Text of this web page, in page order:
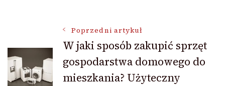
Nawigacja
wpisu
Poprzedni artykuł
W jaki sposób zakupić sprzęt
gospodarstwa domowego do
mieszkania? Użyteczny